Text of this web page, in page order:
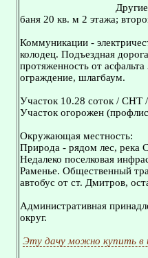
баня 20 кв. м 2 этажа;
Коммуникации -
колодец. Подъездная
протяженность от
ограждение, шлагбаум.
Участок 10.28 соток / СНТ
Участок огорожен
Окружающая местность:
Природа - рядом лес, река
Недалеко поселковая
Раменье. Общественный
автобус от ст. Дмитров,
Административная
округ.
Эту дачу можно купить в